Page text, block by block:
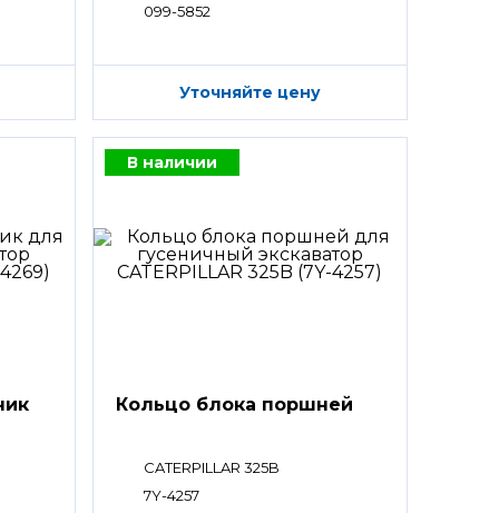
099-5852
Уточняйте цену
В наличии
Кольцо блока поршней
CATERPILLAR 325B
7Y-4257